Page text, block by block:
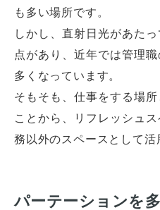
も多い場所です。
しかし、直射日光があた
点があり、近年では管理
多くなっています。
そもそも、仕事をする場
ことから、リフレッシュ
務以外のスペースとして活
パーテーションを